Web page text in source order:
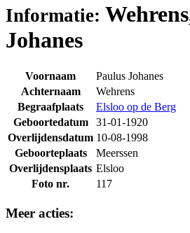
Informatie:
Johanes
Voornaam
Paulus Johanes
Achternaam
Wehrens
Begraafplaats
Elsloo op de Berg
Geboortedatum
31-01-1920
Overlijdensdatum 10-08-1998
Geboorteplaats
Meerssen
Overlijdensplaats Elsloo
Foto nr.
117
Meer acties: